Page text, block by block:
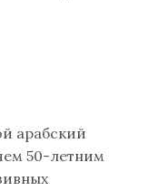
арабский
50-летним